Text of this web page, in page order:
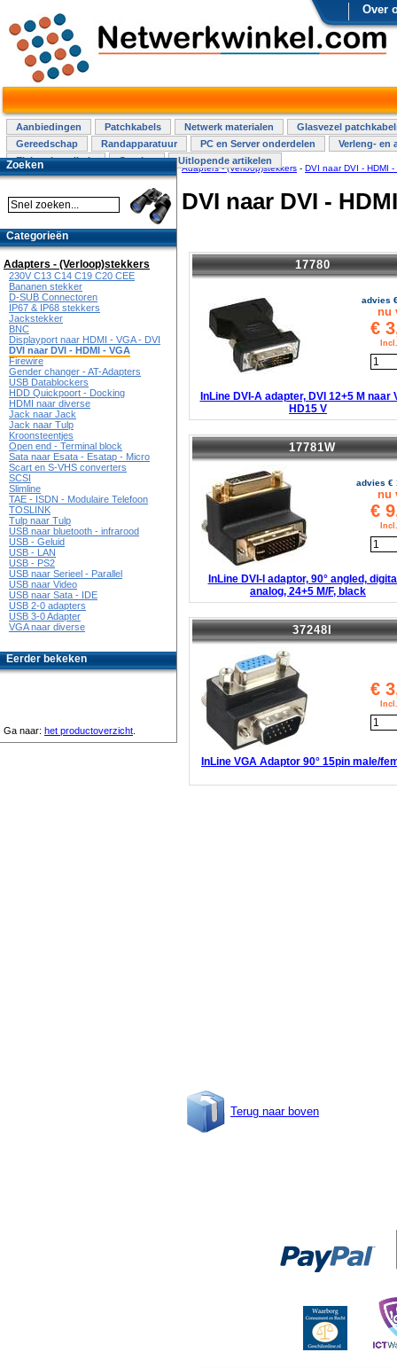
Over
Aanbiedingen Patchkabels Netwerk materialen
Glasvezel
Gereedschap
Randapparatuur PC en Server onderdelen
Verleng- en
Elektra installatie
Overige Uitlopende artikelen
Adapters - (Verloop)stekkers - DVI naar DVI - HDMI -
DVI naar DVI -
17780
advies
nu
€
InLine DVI-A adapter, DVI 12+5 M naar
HD15 V
17781W
advies €
nu
€
InLine DVI-I adaptor, 90° angled,
analog, 24+5 M/F, black
37248I
€
InLine VGA Adaptor 90° 15pin male/
Terug naar boven
Zoeken
Categorieën
Adapters - (Verloop)stekkers
230V C13 C14 C19 C20 CEE
Bananen stekker
D-SUB Connectoren
IP67 & IP68 stekkers
Jackstekker
BNC
Displayport naar HDMI - VGA - DVI
DVI naar DVI - HDMI - VGA
Firewire
Gender changer - AT-Adapters
USB Datablockers
HDD Quickpoort - Docking
HDMI naar diverse
Jack naar Jack
Jack naar Tulp
Kroonsteentjes
Open end - Terminal block
Sata naar Esata - Esatap - Micro
Scart en S-VHS converters
SCSI
Slimline
TAE - ISDN - Modulaire Telefoon
TOSLINK
Tulp naar Tulp
USB naar bluetooth - infrarood
USB - Geluid
USB - LAN
USB - PS2
USB naar Serieel - Parallel
USB naar Video
USB naar Sata - IDE
USB 2-0 adapters
USB 3-0 Adapter
VGA naar diverse
Eerder bekeken
Ga naar: het productoverzicht